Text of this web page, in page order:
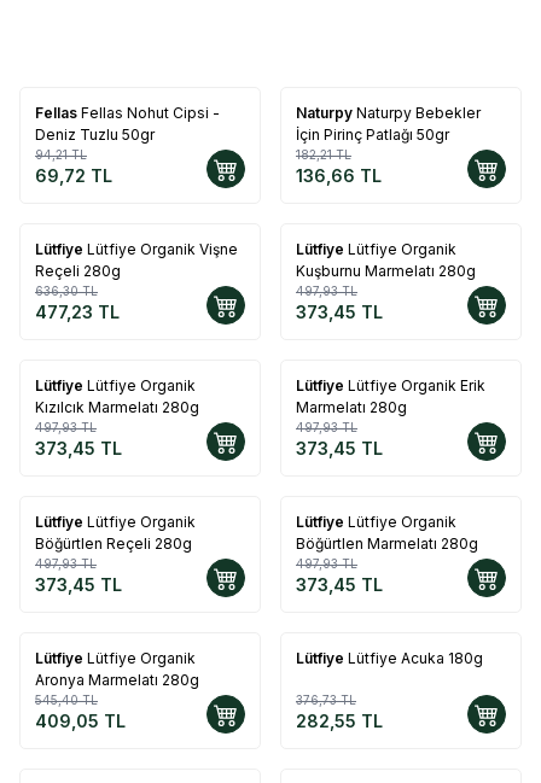
%26
Fellas Fellas Nohut Cipsi -
Deniz Tuzlu 50gr
94,21TL
69,72 TL
%25
Naturpy Naturpy Bebekler
İçin Pirinç Patlağı 50gr
182,21TL
136,66 TL
%25
Lütfiye Lütfiye Organik Vişne
Reçeli 280g
636,30TL
477,23 TL
%25
Lütfiye Lütfiye Organik
Kuşburnu Marmelatı 280g
497,93TL
373,45 TL
%25
Lütfiye Lütfiye Organik
Kızılcık Marmelatı 280g
497,93TL
373,45 TL
%25
Lütfiye Lütfiye Organik Erik
Marmelatı 280g
497,93TL
373,45 TL
%25
Lütfiye Lütfiye Organik
Böğürtlen Reçeli 280g
497,93TL
373,45 TL
%25
Lütfiye Lütfiye Organik
Böğürtlen Marmelatı 280g
497,93TL
373,45 TL
%25
Lütfiye Lütfiye Organik
Aronya Marmelatı 280g
545,40TL
409,05 TL
%25
Lütfiye Lütfiye Acuka 180g
376,73TL
282,55 TL